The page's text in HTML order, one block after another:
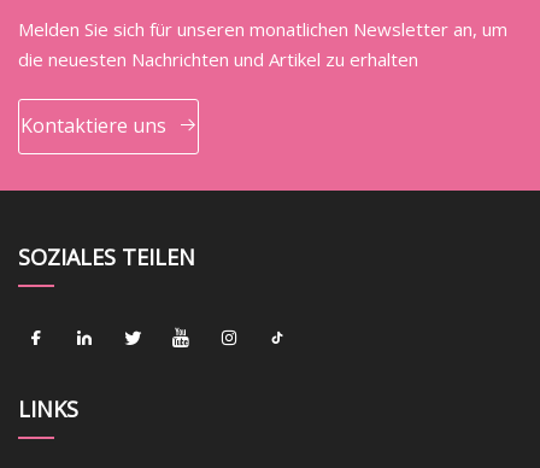
Melden Sie sich für unseren monatlichen Newsletter an, um
die neuesten Nachrichten und Artikel zu erhalten
Kontaktiere uns
SOZIALES TEILEN
LINKS